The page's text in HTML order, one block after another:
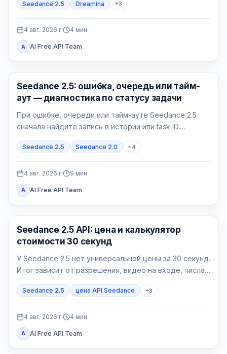
аккаунте и полный контракт своего провайдера.
Seedance 2.5 Dreamina +3
4 авг. 2026 г. 4 мин
A AI Free API Team
ИИ-видео
Seedance 2.5: ошибка, очередь или тайм-
аут — диагностика по статусу задачи
При ошибке, очереди или тайм-ауте Seedance 2.5
сначала найдите запись в истории или task ID.
дублировать; failed и expired требуют точного кода.
Seedance 2.5 Seedance 2.0 +4
4 авг. 2026 г. 9 мин
A AI Free API Team
Генерация AI-видео
Seedance 2.5 API: цена и калькулятор
стоимости 30 секунд
У Seedance 2.5 нет универсальной цены за 30 секунд.
Итог зависит от разрешения, видео на входе, числа
Seedance 2.5 цена API Seedance +3
4 авг. 2026 г. 4 мин
A AI Free API Team